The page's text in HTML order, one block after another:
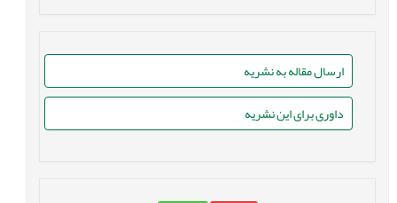
ارسال مقاله به نشریه
داوری برای این نشریه